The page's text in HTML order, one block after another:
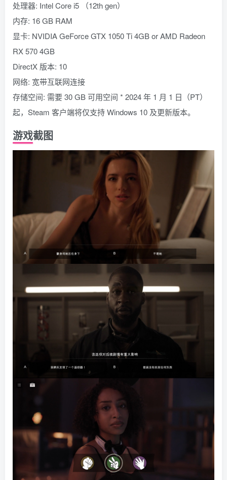
处理器: Intel Core i5 （12th gen）
内存: 16 GB RAM
显卡: NVIDIA GeForce GTX 1050 Ti 4GB or AMD Radeon
RX 570 4GB
DirectX 版本: 10
网络: 宽带互联网连接
存储空间: 需要 30 GB 可用空间 * 2024 年 1 月 1 日（PT）
起，Steam 客户端将仅支持 Windows 10 及更新版本。
游戏截图